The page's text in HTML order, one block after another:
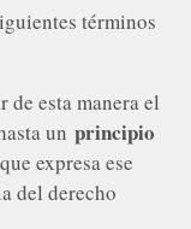
términos
de esta manera el
unprincipio
expresa ese
del derecho